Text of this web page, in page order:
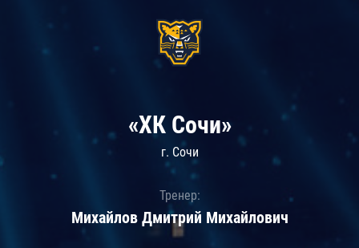
«ХК Сочи»
г. Сочи
Тренер:
Михайлов Дмитрий Михайлович